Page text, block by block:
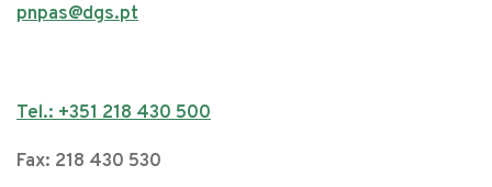
pnpas@dgs.pt
Tel.: +351 218 430 500
Fax: 218 430 530